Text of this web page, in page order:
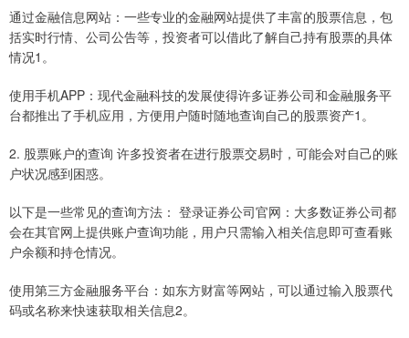
通过金融信息网站：一些专业的金融网站提供了丰富的股票信息，包
括实时行情、公司公告等，投资者可以借此了解自己持有股票的具体
情况1。
使用手机APP：现代金融科技的发展使得许多证券公司和金融服务平
台都推出了手机应用，方便用户随时随地查询自己的股票资产1。
2. 股票账户的查询 许多投资者在进行股票交易时，可能会对自己的账
户状况感到困惑。
以下是一些常见的查询方法： 登录证券公司官网：大多数证券公司都
会在其官网上提供账户查询功能，用户只需输入相关信息即可查看账
户余额和持仓情况。
使用第三方金融服务平台：如东方财富等网站，可以通过输入股票代
码或名称来快速获取相关信息2。